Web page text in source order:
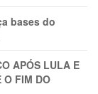
bases do
APÓS LULA E
O FIM DO